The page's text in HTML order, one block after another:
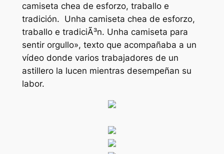
camiseta chea de esforzo, traballo e
tradición.  Unha camiseta chea de esforzo,
traballo e tradiciÃ³n. Unha camiseta para
sentir orgullo», texto que acompañaba a un
vídeo donde varios trabajadores de un
astillero la lucen mientras desempeñan su
labor.